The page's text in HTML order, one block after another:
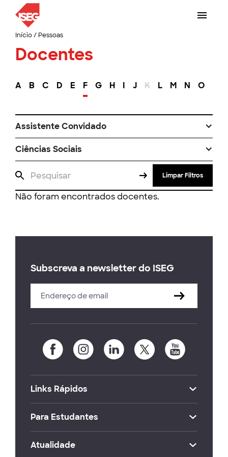
Início/ Pessoas
Docentes
A B C D E F G H I J K L M N O
Assistente Convidado
Ciências Sociais
Limpar Filtros
Não foram encontrados docentes.
Subscreva a newsletter do ISEG
Links Rápidos
Para Estudantes
Atualidade